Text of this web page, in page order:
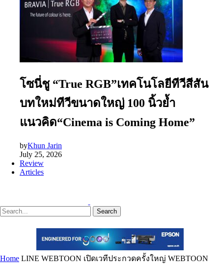
โซนี่ชู “True RGB”เทคโนโลยีทีวีสีสัน
บทใหม่ทีวีขนาดใหญ่ 100 นิ้วย้ำ
แนวคิด“Cinema is Coming Home”
byKhun Jarin
July 25, 2026
Review
Articles
Search
Home LINE WEBTOON เปิดเวทีประกวดครั้งใหญ่ WEBTOON